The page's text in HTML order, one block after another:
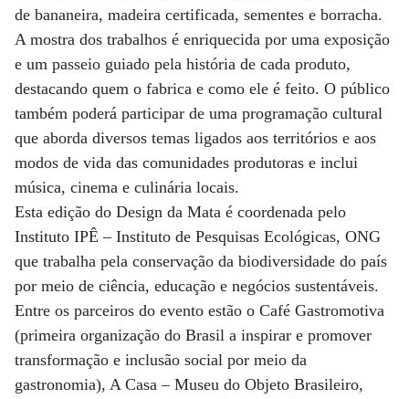
de bananeira, madeira certificada, sementes e borracha.
A mostra dos trabalhos é enriquecida por uma exposição
e um passeio guiado pela história de cada produto,
destacando quem o fabrica e como ele é feito. O público
também poderá participar de uma programação cultural
que aborda diversos temas ligados aos territórios e aos
modos de vida das comunidades produtoras e inclui
música, cinema e culinária locais.
Esta edição do Design da Mata é coordenada pelo
Instituto IPÊ – Instituto de Pesquisas Ecológicas, ONG
que trabalha pela conservação da biodiversidade do país
por meio de ciência, educação e negócios sustentáveis.
Entre os parceiros do evento estão o Café Gastromotiva
(primeira organização do Brasil a inspirar e promover
transformação e inclusão social por meio da
gastronomia), A Casa – Museu do Objeto Brasileiro,